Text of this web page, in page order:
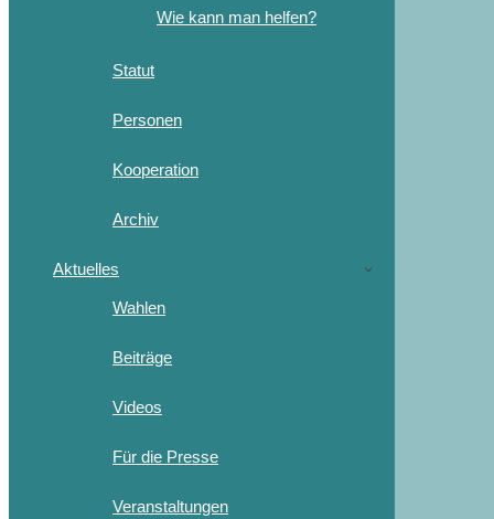
Wie kann man helfen?
Statut
Personen
Kooperation
Archiv
Aktuelles
Wahlen
Beiträge
Videos
Für die Presse
Veranstaltungen